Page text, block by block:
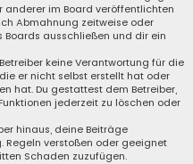
im Board veröffentlichten
Abmahnung zeitweise oder
ausschließen und dir ein
keine Verantwortung für die
er nicht selbst erstellt hat oder
hat. Du gestattest dem Betreiber,
jederzeit zu löschen oder
hinaus, deine Beiträge
Regeln verstoßen oder geeignet
Schaden zuzufügen.